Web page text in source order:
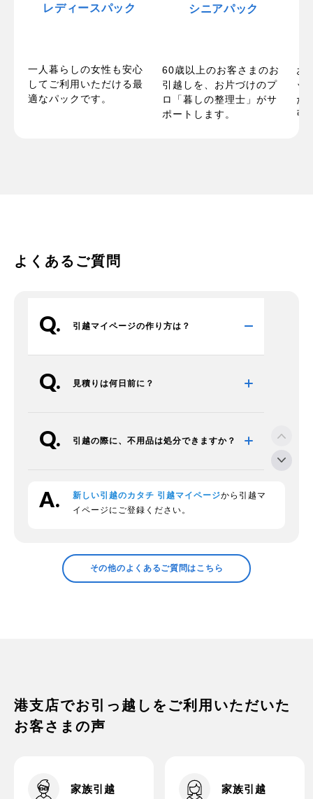
レディースパック
一人暮らしの女性も安心
してご利用いただける最
適なパックです。
シニアパック
60歳以上のお客さまのお
引越しを、お片づけのプ
ロ「暮しの整理士」がサ
ポートします。
お
ッ
た
引
よくあるご質問
引越マイページの作り方は？
見積りは何日前に？
引越の際に、不用品は処分できますか？
段ボールの回収をお願いできますか？
領収証の発行などについて確認したい
新しい引越のカタチ 引越マイページから引越マ
イページにご登録ください。
その他のよくあるご質問はこちら
港支店でお引っ越しをご利用いただいた
お客さまの声
家族引越 家族引越